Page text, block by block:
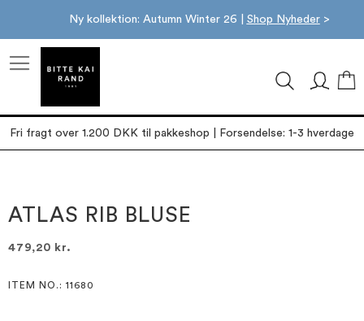
Ny kollektion: Autumn Winter 26 | Shop Nyheder>
Fri fragt over 1.200 DKK til pakkeshop | Forsendelse: 1-3 hverdage
slutningen
af
starten
af
ATLAS RIB BLUSE
479,20 kr.
ITEM NO. : 11680